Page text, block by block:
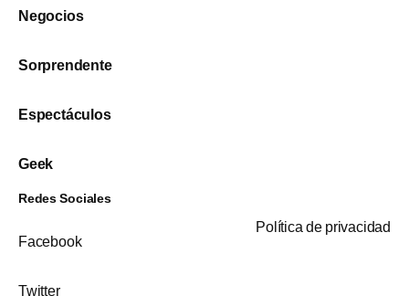
Negocios
Sorprendente
Espectáculos
Geek
Redes Sociales
Facebook
Twitter
Política de privacidad